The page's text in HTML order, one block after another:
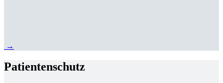
→
Patientenschutz